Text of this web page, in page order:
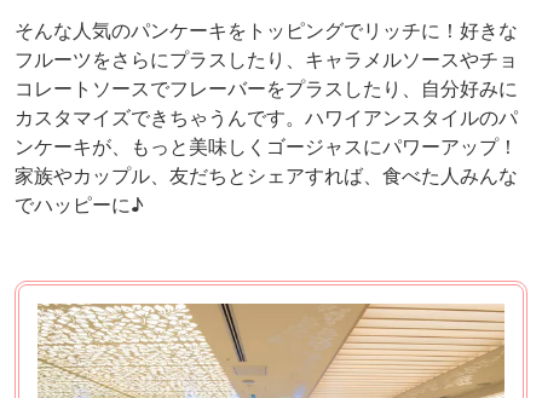
そんな人気のパンケーキをトッピングでリッチに！好きな
フルーツをさらにプラスしたり、キャラメルソースやチョ
コレートソースでフレーバーをプラスしたり、自分好みに
カスタマイズできちゃうんです。ハワイアンスタイルのパ
ンケーキが、もっと美味しくゴージャスにパワーアップ！
家族やカップル、友だちとシェアすれば、食べた人みんな
でハッピーに♪